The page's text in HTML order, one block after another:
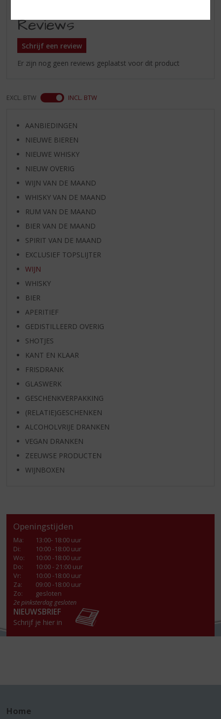
Reviews
Schrijf een review
Er zijn nog geen reviews geplaatst voor dit product
EXCL. BTW INCL. BTW
AANBIEDINGEN
NIEUWE BIEREN
NIEUWE WHISKY
NIEUW OVERIG
WIJN VAN DE MAAND
WHISKY VAN DE MAAND
RUM VAN DE MAAND
BIER VAN DE MAAND
SPIRIT VAN DE MAAND
EXCLUSIEF TOPSLIJTER
WIJN
WHISKY
BIER
APERITIEF
GEDISTILLEERD OVERIG
SHOTJES
KANT EN KLAAR
FRISDRANK
GLASWERK
GESCHENKVERPAKKING
(RELATIE)GESCHENKEN
ALCOHOLVRIJE DRANKEN
VEGAN DRANKEN
ZEEUWSE PRODUCTEN
WIJNBOXEN
Openingstijden
Ma:
13:00- 18:00 uur
Di:
10:00 -18:00 uur
Wo:
10:00 -18:00 uur
Do:
10:00 - 21:00 uur
Vr:
10:00 -18:00 uur
Za:
09:00 -18:00 uur
Zo:
gesloten
2e pinksterdag gesloten
NIEUWSBRIEF
Schrijf je hier in
Home